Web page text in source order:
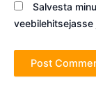
Salvesta